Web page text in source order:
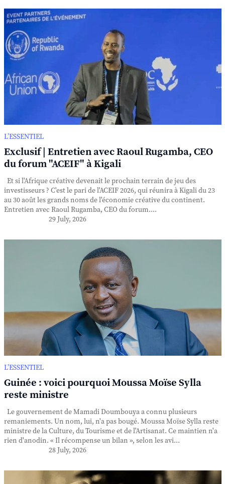
L’ESSENTIEL
Exclusif | Entretien avec Raoul Rugamba, CEO
du forum "ACEIF" à Kigali
Et si l'Afrique créative devenait le prochain terrain de jeu des
investisseurs ? C'est le pari de l'ACEIF 2026, qui réunira à Kigali du 23
au 30 août les grands noms de l'économie créative du continent.
Entretien avec Raoul Rugamba, CEO du forum....
29 July, 2026
L’ESSENTIEL
Guinée : voici pourquoi Moussa Moïse Sylla
reste ministre
Le gouvernement de Mamadi Doumbouya a connu plusieurs
remaniements. Un nom, lui, n'a pas bougé. Moussa Moïse Sylla reste
ministre de la Culture, du Tourisme et de l'Artisanat. Ce maintien n'a
rien d'anodin. « Il récompense un bilan », selon les avi...
28 July, 2026